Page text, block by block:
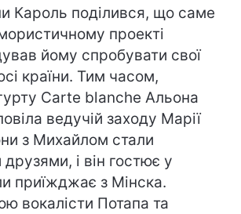
Кароль поділився, що саме
проекті
йому спробувати свої
країни. Тим часом,
Carte blanche Альона
ведучій заходу Марії
з Михайлом стали
і він гостює у
приїжджає з Мінска.
вокалісти Потапа та